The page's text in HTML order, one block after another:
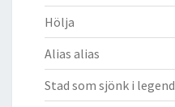
Hölja
Alias alias
Stad som sjönk i legend